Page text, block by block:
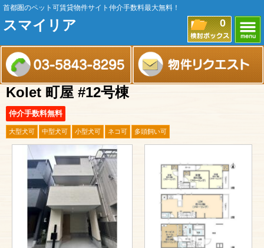
首都圏のペット可賃貸物件サイト仲介手数料最大無料！
スマイリア 0
Kolet 町屋 #12号棟
仲介手数料無料
大型犬可 中型犬可 小型犬可 ネコ可 多頭飼い可